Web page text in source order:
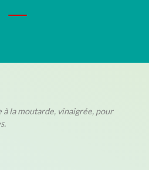
à la moutarde, vinaigrée, pour